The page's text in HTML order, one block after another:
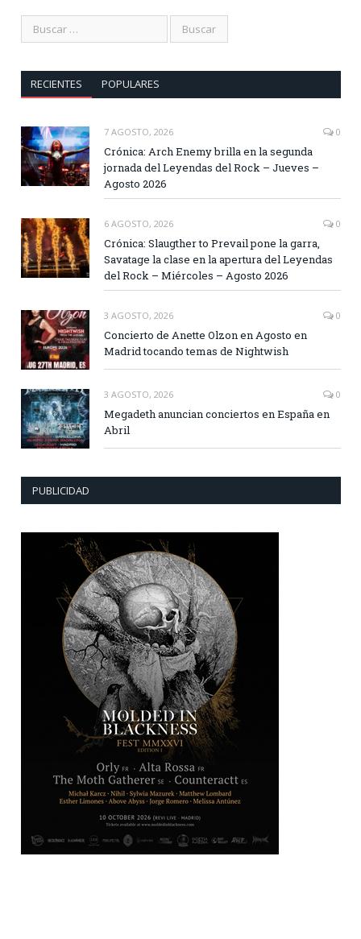
RECIENTES POPULARES
7 AGOSTO, 2026 0
Crónica: Arch Enemy brilla en la segunda
jornada del Leyendas del Rock – Jueves –
Agosto 2026
6 AGOSTO, 2026 0
Crónica: Slaugther to Prevail pone la garra,
Savatage la clase en la apertura del Leyendas
del Rock – Miércoles – Agosto 2026
3 AGOSTO, 2026 0
Concierto de Anette Olzon en Agosto en
Madrid tocando temas de Nightwish
3 AGOSTO, 2026 0
Megadeth anuncian conciertos en España en
Abril
PUBLICIDAD